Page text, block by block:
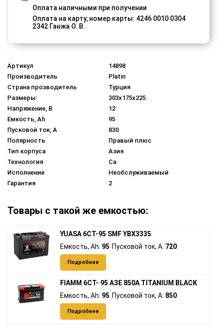
Оплата наличными при получении
Оплата на карту, номер карты: 4246 0010 0304
2342 Ганжа О. В.
Артикул
14898
Производитель
Platin
Страна прозводитель
Турция
Размеры:
303x175x225
Напряжение, В
12
Емкость, Ah
95
Пусковой ток, A
830
Полярность
Правый плюс
Тип корпуса
Азия
Технология
Ca
Исполнение
Необслуживаемый
Гарантия
2
Товары с такой же емкостью:
YUASA 6СТ-95 SMF YBX3335
Емкость, Ah: 95 Пусковой ток, A: 720
Подробнее
FIAMM 6СТ- 95 АЗЕ 850А TITANIUM BLACK
Емкость, Ah: 95 Пусковой ток, A: 850
Подробнее